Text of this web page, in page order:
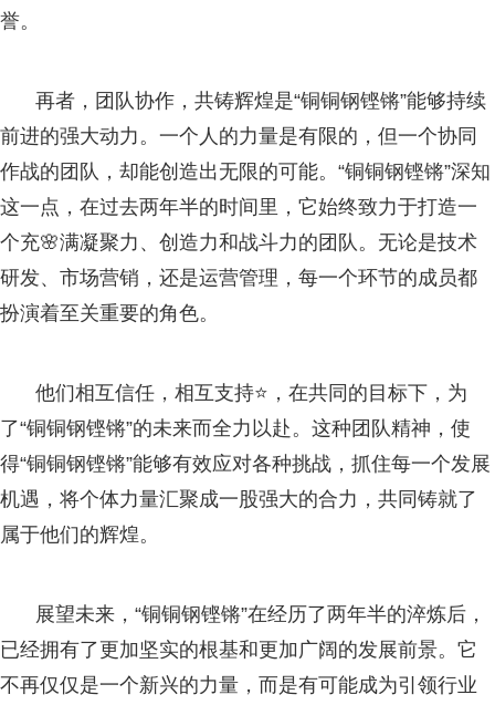
誉。
再者，团队协作，共铸辉煌是“铜铜钢铿锵”能够持续
前进的强大动力。一个人的力量是有限的，但一个协同
作战的团队，却能创造出无限的可能。“铜铜钢铿锵”深知
这一点，在过去两年半的时间里，它始终致力于打造一
个充🌸满凝聚力、创造力和战斗力的团队。无论是技术
研发、市场营销，还是运营管理，每一个环节的成员都
扮演着至关重要的角色。
他们相互信任，相互支持⭐，在共同的目标下，为
了“铜铜钢铿锵”的未来而全力以赴。这种团队精神，使
得“铜铜钢铿锵”能够有效应对各种挑战，抓住每一个发展
机遇，将个体力量汇聚成一股强大的合力，共同铸就了
属于他们的辉煌。
展望未来，“铜铜钢铿锵”在经历了两年半的淬炼后，
已经拥有了更加坚实的根基和更加广阔的发展前景。它
不再仅仅是一个新兴的力量，而是有可能成为引领行业